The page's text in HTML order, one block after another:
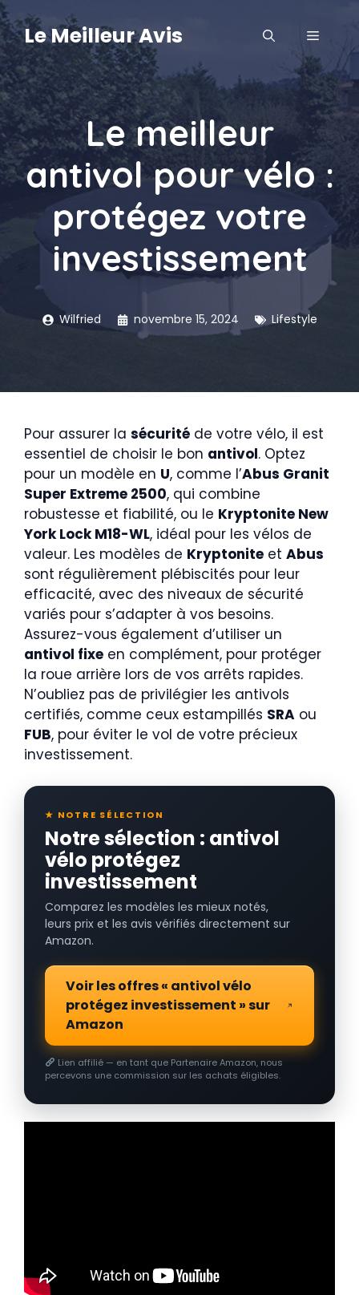
Aller
au
contenu
Le Meilleur Avis MENU
Le meilleur
antivol pour vélo :
protégez votre
investissement
Wilfried novembre 15, 2024 Lifestyle
Pour assurer la sécurité de votre vélo, il est
essentiel de choisir le bon antivol. Optez
pour un modèle en U, comme l’Abus Granit
Super Extreme 2500, qui combine
robustesse et fiabilité, ou le Kryptonite New
York Lock M18-WL, idéal pour les vélos de
valeur. Les modèles de Kryptonite et Abus
sont régulièrement plébiscités pour leur
efficacité, avec des niveaux de sécurité
variés pour s’adapter à vos besoins.
Assurez-vous également d’utiliser un
antivol fixe en complément, pour protéger
la roue arrière lors de vos arrêts rapides.
N’oubliez pas de privilégier les antivols
certifiés, comme ceux estampillés SRA ou
FUB, pour éviter le vol de votre précieux
investissement.
★ NOTRE SÉLECTION
Notre sélection : antivol
vélo protégez
investissement
Comparez les modèles les mieux notés,
leurs prix et les avis vérifiés directement sur
Amazon.
Voir les offres « antivol vélo
protégez investissement » sur
Amazon
Lien affilié — en tant que Partenaire Amazon, nous
percevons une commission sur les achats éligibles.